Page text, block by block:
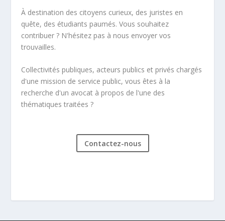
À destination des citoyens curieux, des juristes en
quête, des étudiants paumés. Vous souhaitez
contribuer ? N'hésitez pas à nous envoyer vos
trouvailles.
Collectivités publiques, acteurs publics et privés chargés
d'une mission de service public, vous êtes à la
recherche d'un avocat à propos de l'une des
thématiques traitées ?
Contactez-nous